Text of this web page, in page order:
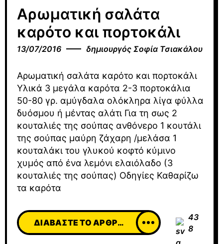
Αρωματική σαλάτα
καρότο και πορτοκάλι
13/07/2016 δημιουργός Σοφία Τσιακάλου
Αρωματική σαλάτα καρότο και πορτοκάλι
Υλικά 3 μεγάλα καρότα 2-3 πορτοκάλια
50-80 γρ. αμύγδαλα ολόκληρα λίγα φύλλα
δυόσμου ή μέντας αλάτι Για τη σως 2
κουταλιές της σούπας ανθόνερο 1 κουτάλι
της σούπας μαύρη ζάχαρη /μελάσα 1
κουταλάκι του γλυκού κοφτό κύμινο
χυμός από ένα λεμόνι ελαιόλαδο (3
κουταλιές της σούπας) Οδηγίες Καθαρίζω
τα καρότα
ΔΙΑΒΆΣΤΕ ΤΟ ΆΡΘΡΟ
43
8